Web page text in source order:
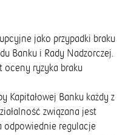
jako przypadki braku
Banku i Rady Nadzorczej.
oceny ryzyka braku
Kapitałowej Banku każdy z
związana jest
odpowiednie regulacje